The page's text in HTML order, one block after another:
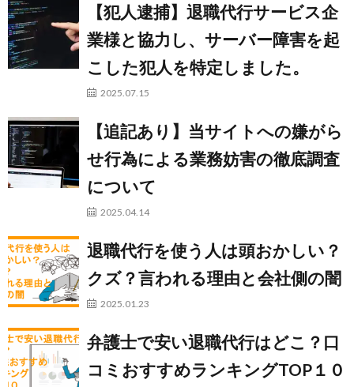
【犯人逮捕】退職代行サービス企
業様と協力し、サーバー障害を起
こした犯人を特定しました。
2025.07.15
【追記あり】当サイトへの嫌がら
せ行為による業務妨害の徹底調査
について
2025.04.14
退職代行を使う人は頭おかしい？
クズ？言われる理由と会社側の闇
2025.01.23
弁護士で安い退職代行はどこ？口
コミおすすめランキングTOP１０